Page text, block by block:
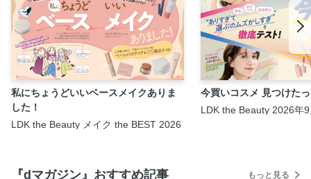
私にちょうどいいベースメイクありま
した！
LDK the Beauty メイク the BEST 2026
今買いコスメ 見つけた
LDK the Beauty 2026年
『dマガジン』おすすめ記事 もっと見る